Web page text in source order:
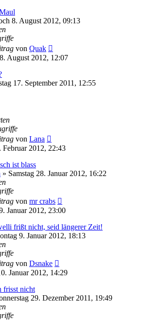
8. August 2012, 09:13
von Quak
August 2012, 12:07
17. September 2011, 12:55
von Lana
Februar 2012, 22:43
ist blass
» Samstag 28. Januar 2012, 16:22
von mr crabs
Januar 2012, 23:00
frißt nicht, seid längerer Zeit!
9. Januar 2012, 18:13
von Dsnake
Januar 2012, 14:29
frisst nicht
29. Dezember 2011, 19:49